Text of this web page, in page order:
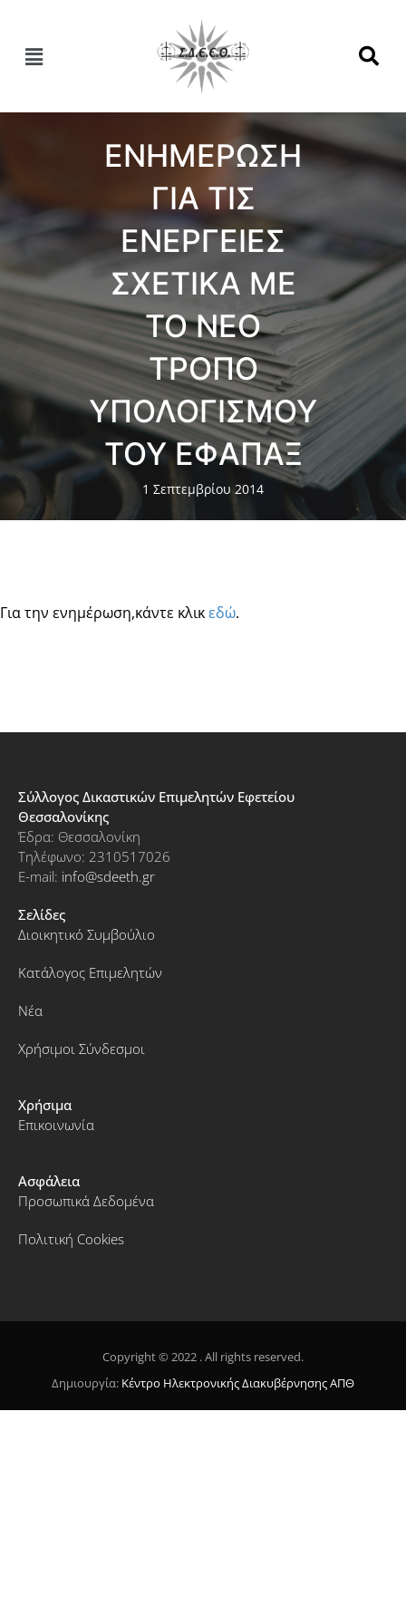
ΕΝΗΜΕΡΩΣΗ
ΓΙΑ ΤΙΣ
ΕΝΕΡΓΕΙΕΣ
ΣΧΕΤΙΚΑ ΜΕ
ΤΟ ΝΕΟ
ΤΡΟΠΟ
ΥΠΟΛΟΓΙΣΜΟΥ
ΤΟΥ ΕΦΑΠΑΞ
1 Σεπτεμβρίου 2014
Για την ενημέρωση,κάντε κλικεδώ.
Σύλλογος Δικαστικών Επιμελητών Εφετείου
Θεσσαλονίκης
Έδρα: Θεσσαλονίκη
Τηλέφωνο: 2310517026
E-mail: info@sdeeth.gr
Σελίδες
Διοικητικό Συμβούλιο
Κατάλογος Επιμελητών
Νέα
Χρήσιμοι Σύνδεσμοι
Χρήσιμα
Επικοινωνία
Ασφάλεια
Προσωπικά Δεδομένα
Πολιτική Cookies
Copyright © 2022 . All rights reserved.
Δημιουργία: Κέντρο Ηλεκτρονικής Διακυβέρνησης ΑΠΘ